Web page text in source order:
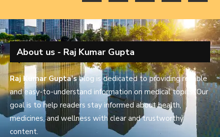
About us - Raj Kumar Gupta
Raj Kumar Gupta’sblog is dedicated to providing reliable
and easy-to-understand information on medical topics. Our
goal is to help readers stay informed about health,
medicines, and wellness with clear and trustworthy
content.